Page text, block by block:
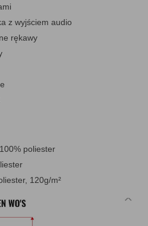
z wyjściem audio
rękawy
poliester
120g/m²